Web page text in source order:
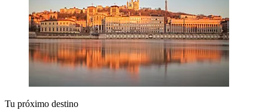
Tu próximo destino